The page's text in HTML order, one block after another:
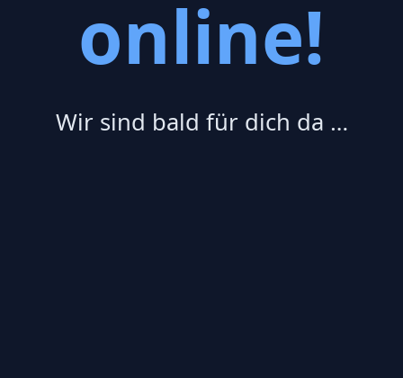
online!
Wir sind bald für dich da …